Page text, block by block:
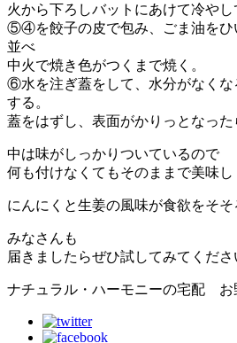
火から下ろしバットにあけて冷やし
⑤④を餃子の皮で包み、ごま油をひ
並べ
中火で焼き色がつくまで焼く。
⑥水を注ぎ蓋をして、水分がなくな
する。
蓋をはずし、表面がかりっとなった
中は味がしっかりついているので
何も付けなくてもそのままで美味し
にんにくと生姜の風味が食欲をそそ
みなさんも
届きましたらぜひ試してみてくださ
ナチュラル・ハーモニーの宅配